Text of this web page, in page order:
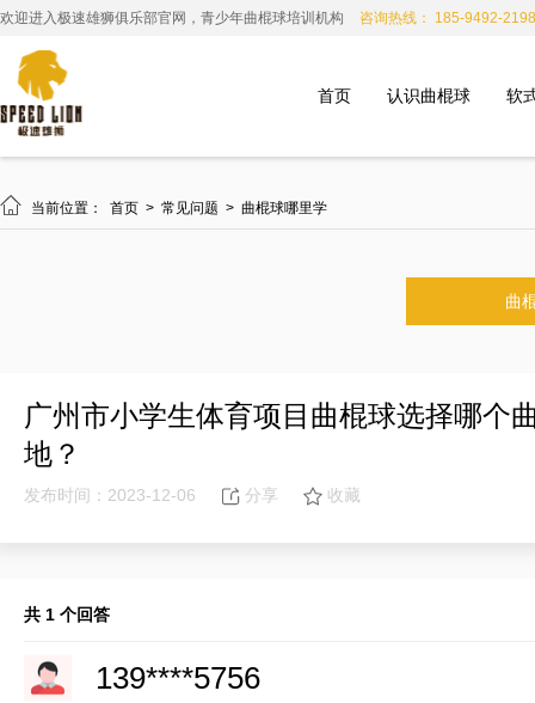
欢迎进入极速雄狮俱乐部官网，青少年曲棍球培训机构 咨询热线： 185-9492-2198
首页 认识曲棍球 软
 当前位置： 首页 > 常见问题 > 曲棍球哪里学
曲
广州市小学生体育项目曲棍球选择哪个
地？
发布时间：2023-12-06 分享 收藏
共 1 个回答
139****5756